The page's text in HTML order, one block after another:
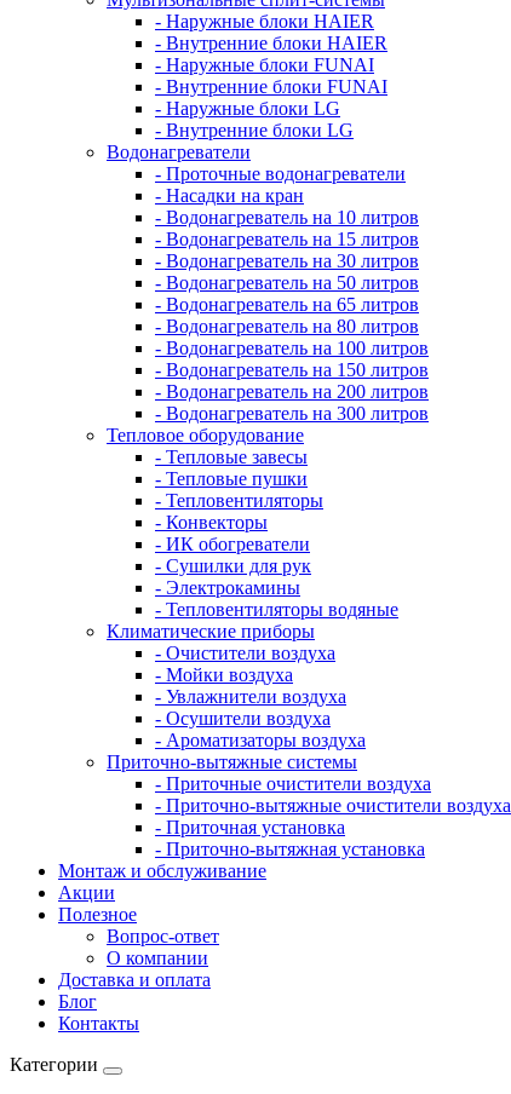
- Наружные блоки HAIER
- Внутренние блоки HAIER
- Hаружные блоки FUNAI
- Внутренние блоки FUNAI
- Наружные блоки LG
- Внутренние блоки LG
Водонагреватели
- Проточные водонагреватели
- Наcадки на кран
- Водонагреватель на 10 литров
- Водонагреватель на 15 литров
- Водонагреватель на 30 литров
- Водонагреватель на 50 литров
- Водонагреватель на 65 литров
- Водонагреватель на 80 литров
- Водонагреватель на 100 литров
- Водонагреватель на 150 литров
- Водонагреватель на 200 литров
- Водонагреватель на 300 литров
Тепловое оборудование
- Тепловые завесы
- Тепловые пушки
- Тепловентиляторы
- Конвекторы
- ИК обогреватели
- Сушилки для рук
- Электрокамины
- Тепловентиляторы водяные
Климатические приборы
- Очистители воздуха
- Мойки воздуха
- Увлажнители воздуха
- Осушители воздуха
- Ароматизаторы воздуха
Приточно-вытяжные системы
- Приточные очистители воздуха
- Приточно-вытяжные очистители воздуха
- Приточная установка
- Приточно-вытяжная установка
Монтаж и обслуживание
Акции
Полезное
Вопрос-ответ
О компании
Доставка и оплата
Блог
Контакты
Категории